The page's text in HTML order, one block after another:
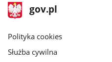
stopka
gov.pl
Strona
gov.pl
gov.pl
Polityka cookies
Służba cywilna